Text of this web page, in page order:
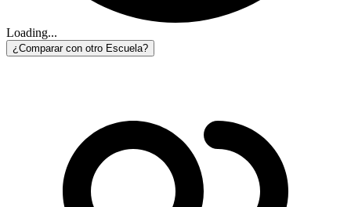
Loading...
¿Comparar con otro Escuela?